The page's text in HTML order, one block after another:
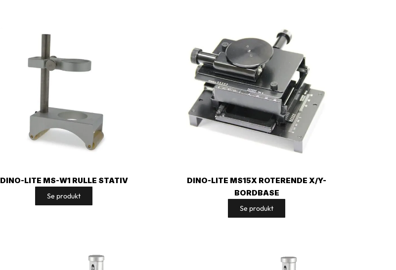
DINO-LITE MS-W1 RULLE STATIV
Se produkt
DINO-LITE MS15X ROTERENDE X/Y-
BORDBASE
Se produkt